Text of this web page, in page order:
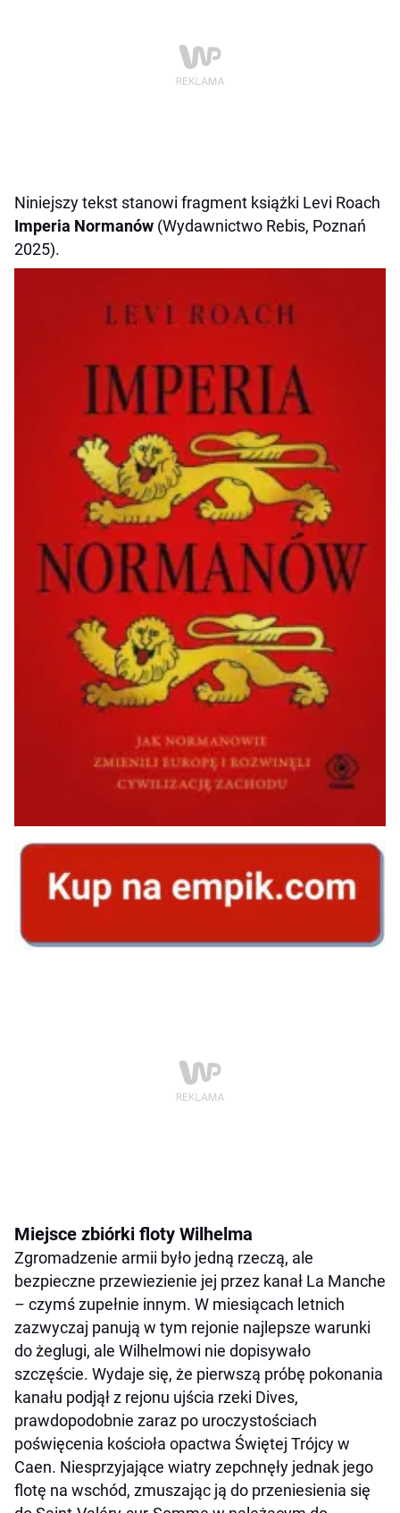
Niniejszy tekst stanowi fragment książki Levi Roach
Imperia Normanów (Wydawnictwo Rebis, Poznań
2025).
Miejsce zbiórki floty Wilhelma
Zgromadzenie armii było jedną rzeczą, ale
bezpieczne przewiezienie jej przez kanał La Manche
– czymś zupełnie innym. W miesiącach letnich
zazwyczaj panują w tym rejonie najlepsze warunki
do żeglugi, ale Wilhelmowi nie dopisywało
szczęście. Wydaje się, że pierwszą próbę pokonania
kanału podjął z rejonu ujścia rzeki Dives,
prawdopodobnie zaraz po uroczystościach
poświęcenia kościoła opactwa Świętej Trójcy w
Caen. Niesprzyjające wiatry zepchnęły jednak jego
flotę na wschód, zmuszając ją do przeniesienia się